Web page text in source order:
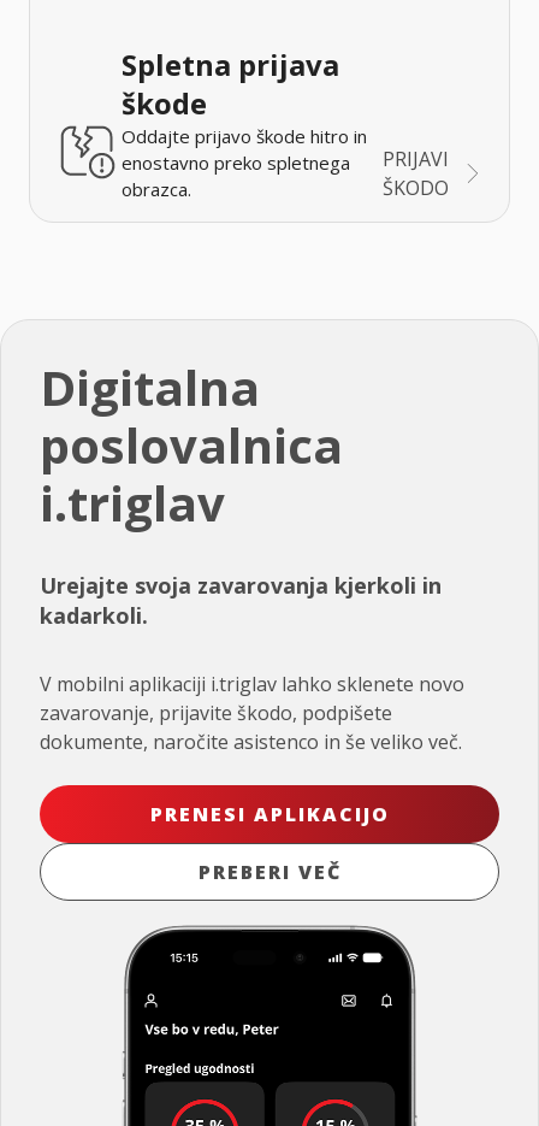
Spletna prijava
škode
Oddajte prijavo škode hitro in
enostavno preko spletnega
obrazca.
PRIJAVI
ŠKODO
Digitalna
poslovalnica
i.triglav
Urejajte svoja zavarovanja kjerkoli in
kadarkoli.
V mobilni aplikaciji i.triglav lahko sklenete novo
zavarovanje, prijavite škodo, podpišete
dokumente, naročite asistenco in še veliko več.
PRENESI APLIKACIJO
PREBERI VEČ